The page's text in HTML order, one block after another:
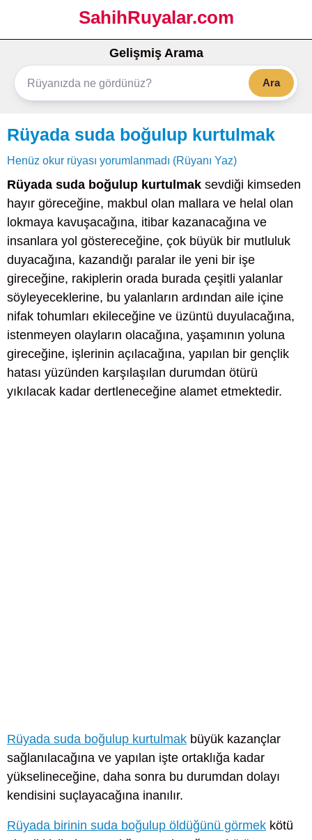
SahihRuyalar.com
Gelişmiş Arama
Ara
Rüyada suda boğulup kurtulmak
Henüz okur rüyası yorumlanmadı (Rüyanı Yaz)
Rüyada suda boğulup kurtulmak sevdiği kimseden
hayır göreceğine, makbul olan mallara ve helal olan
lokmaya kavuşacağına, itibar kazanacağına ve
insanlara yol göstereceğine, çok büyük bir mutluluk
duyacağına, kazandığı paralar ile yeni bir işe
gireceğine, rakiplerin orada burada çeşitli yalanlar
söyleyeceklerine, bu yalanların ardından aile içine
nifak tohumları ekileceğine ve üzüntü duyulacağına,
istenmeyen olayların olacağına, yaşamının yoluna
gireceğine, işlerinin açılacağına, yapılan bir gençlik
hatası yüzünden karşılaşılan durumdan ötürü
yıkılacak kadar dertleneceğine alamet etmektedir.
Rüyada suda boğulup kurtulmak büyük kazançlar
sağlanılacağına ve yapılan işte ortaklığa kadar
yükselineceğine, daha sonra bu durumdan dolayı
kendisini suçlayacağına inanılır.
Rüyada birinin suda boğulup öldüğünü görmek kötü